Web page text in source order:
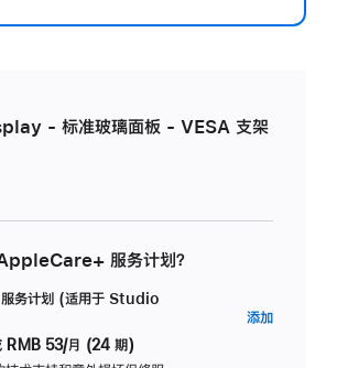
- 标准玻璃面板 - VESA 支架
服务计划？
务计划 (适用于 Studio
RMB 53/月 (24 期)
添加